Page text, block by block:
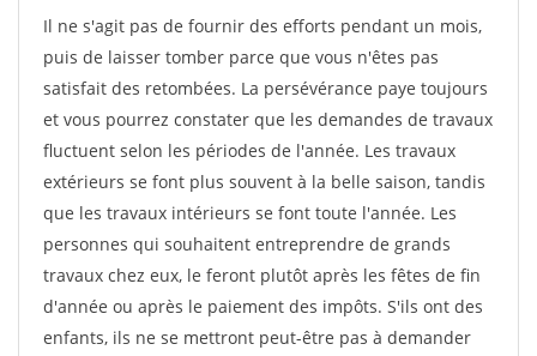
Il ne s'agit pas de fournir des efforts pendant un mois,
puis de laisser tomber parce que vous n'êtes pas
satisfait des retombées. La persévérance paye toujours
et vous pourrez constater que les demandes de travaux
fluctuent selon les périodes de l'année. Les travaux
extérieurs se font plus souvent à la belle saison, tandis
que les travaux intérieurs se font toute l'année. Les
personnes qui souhaitent entreprendre de grands
travaux chez eux, le feront plutôt après les fêtes de fin
d'année ou après le paiement des impôts. S'ils ont des
enfants, ils ne se mettront peut-être pas à demander